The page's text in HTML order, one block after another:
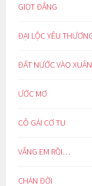
GIỌT ĐẮNG
ĐẠI LỘC YÊU
ĐẤT NƯỚC VÀO XUÂN
ƯỚC MƠ
CÔ GÁI CƠ TU
VẮNG EM RỒI…
CHÁN ĐỜI